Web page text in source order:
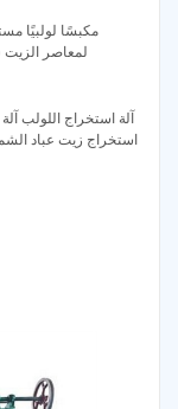
لمعاصر
استخراج زيت عباد